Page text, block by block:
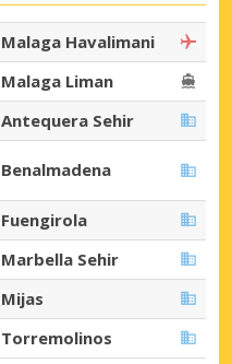
Malaga Havalimani
Malaga Liman
Antequera Sehir
Benalmadena
Fuengirola
Marbella Sehir
Mijas
Torremolinos